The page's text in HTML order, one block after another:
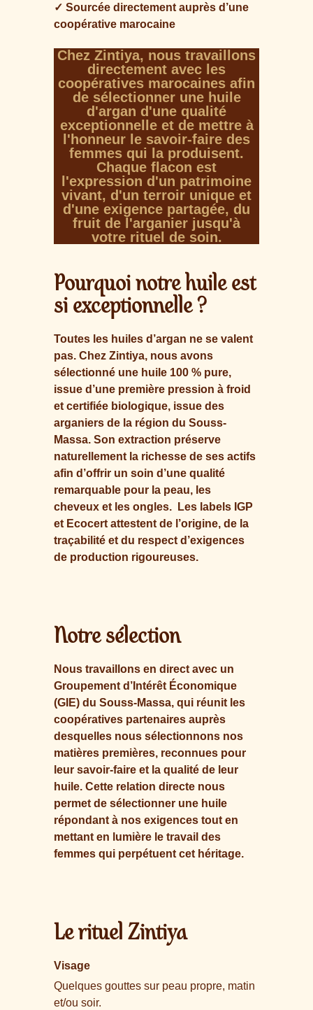
✓ Sourcée directement auprès d’une
coopérative marocaine
Chez Zintiya, nous travaillons
directement avec les
coopératives marocaines afin
de sélectionner une huile
d'argan d'une qualité
exceptionnelle et de mettre à
l'honneur le savoir-faire des
femmes qui la produisent.
Chaque flacon est
l'expression d'un patrimoine
vivant, d'un terroir unique et
d'une exigence partagée, du
fruit de l'arganier jusqu'à
votre rituel de soin.
Pourquoi notre huile est
si exceptionnelle ?
Toutes les huiles d’argan ne se valent
pas. Chez Zintiya, nous avons
sélectionné une huile 100 % pure,
issue d’une première pression à froid
et certifiée biologique, issue des
arganiers de la région du Souss-
Massa. Son extraction préserve
naturellement la richesse de ses actifs
afin d’offrir un soin d’une qualité
remarquable pour la peau, les
cheveux et les ongles.
Les labels IGP
et Ecocert attestent de l’origine, de la
traçabilité et du respect d’exigences
de production rigoureuses.
Notre sélection
Nous travaillons en direct avec un
Groupement d’Intérêt Économique
(GIE) du Souss-Massa, qui réunit les
coopératives partenaires auprès
desquelles nous sélectionnons nos
matières premières, reconnues pour
leur savoir-faire et la qualité de leur
huile. Cette relation directe nous
permet de sélectionner une huile
répondant à nos exigences tout en
mettant en lumière le travail des
femmes qui perpétuent cet héritage.
Le rituel Zintiya
Visage
Quelques gouttes sur peau propre, matin
et/ou soir.